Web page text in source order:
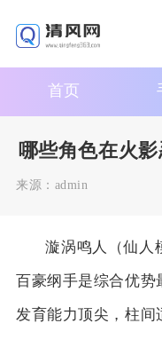
首页
哪些角色在火
来源： admin
漩涡鸣人（仙人
百豪纲手是综合优
发育能力顶尖，柱间